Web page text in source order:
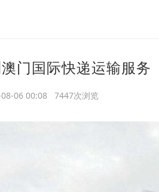
门国际快递运输服务
06 00:08 7447次浏览